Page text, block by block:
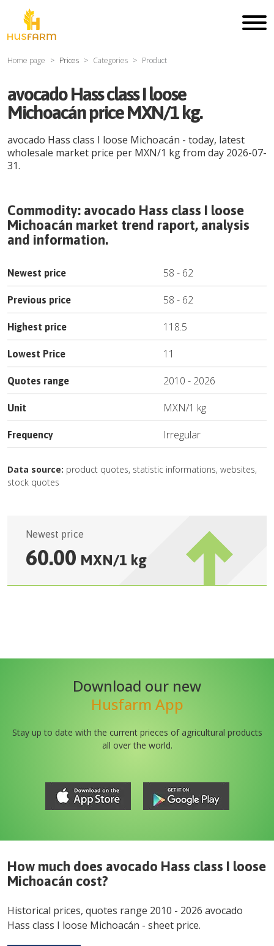
Home page Prices Categories Product
avocado Hass class I loose
Michoacán price MXN/1 kg.
avocado Hass class I loose Michoacán - today, latest
wholesale market price per MXN/1 kgfrom day 2026-07-
31.
Commodity: avocado Hass class I loose
Michoacán market trend raport, analysis
and information.
Newest price 58 - 62
Previous price 58 - 62
Highest price 118.5
Lowest Price 11
Quotes range 2010 - 2026
Unit MXN/1 kg
Frequency Irregular
Data source: product quotes, statistic informations, websites,
stock quotes
Newest price
60.00 MXN/1 kg
Download our new
Husfarm App
Stay up to date with the current prieces of agricultural products
all over the world.
How much does avocado Hass class I loose
Michoacán cost?
Historical prices, quotes range 2010 - 2026 avocado
Hass class I loose Michoacán - sheet price.